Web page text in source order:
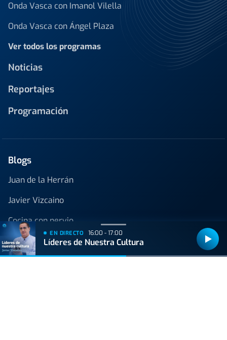
Onda Vasca con Imanol Vilella
Onda Vasca con Ángel Plaza
Ver todos los programas
Noticias
Reportajes
Programación
Blogs
Juan de la Herrán
Javier Vizcaino
Cocina con nervio
EN DIRECTO 16:00 - 17:00
Líderes de Nuestra Cultura